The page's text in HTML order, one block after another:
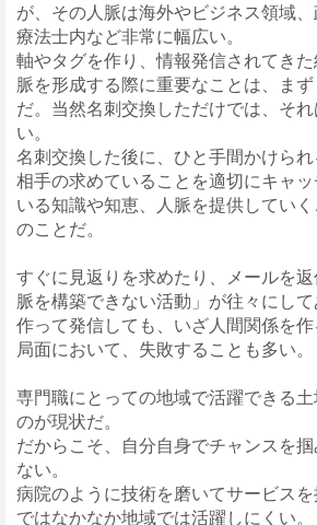
が、その人脈は海外やビジネス領域、
療法士内など非常に幅広い。
軸やタグを作り、情報発信されてき
脈を形成する際に重要なことは、ま
だ。当然名刺交換しただけでは、そ
い。
名刺交換した後に、ひと手間かけられ
相手の求めていることを適切にキャ
いる知識や知恵、人脈を提供してい
のことだ。
すぐに見返りを求めたり、メールを
脈を構築できない活動」が往々にし
作って発信しても、いざ人間関係を
局面において、失敗することも多い。
専門職にとっての地域で活躍できる
のが現状だ。
だからこそ、自分自身でチャンスを
ない。
病院のように技術を磨いてサービス
ではなかなか地域では活躍しにくい。